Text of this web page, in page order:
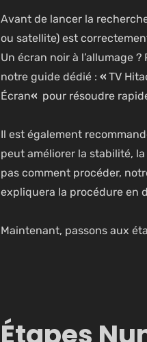
Avant de lancer la
ou satellite) est
Un écran noir à l’allumage
notre guide dédié : « TV
Écran« pour résoudre
Il est également
peut améliorer la stabilité,
pas comment procéder,
expliquera la procédure en
Maintenant, passons aux